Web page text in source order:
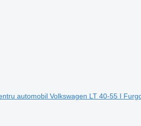
automobil Volkswagen LT 40-55 I